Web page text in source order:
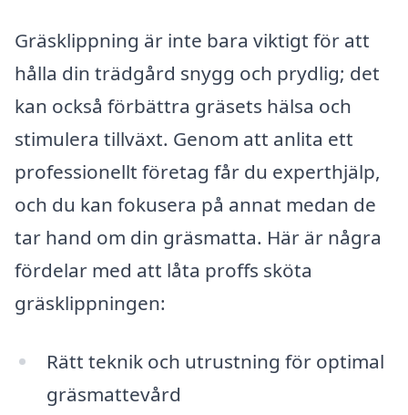
Gräsklippning är inte bara viktigt för att
hålla din trädgård snygg och prydlig; det
kan också förbättra gräsets hälsa och
stimulera tillväxt. Genom att anlita ett
professionellt företag får du experthjälp,
och du kan fokusera på annat medan de
tar hand om din gräsmatta. Här är några
fördelar med att låta proffs sköta
gräsklippningen:
Rätt teknik och utrustning för optimal
gräsmattevård